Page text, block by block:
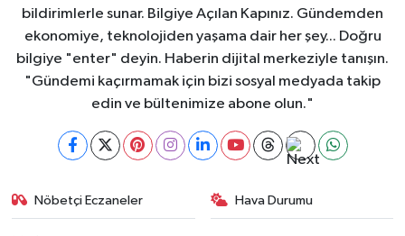
bildirimlerle sunar. Bilgiye Açılan Kapınız. Gündemden
ekonomiye, teknolojiden yaşama dair her şey... Doğru
bilgiye "enter" deyin. Haberin dijital merkeziyle tanışın.
"Gündemi kaçırmamak için bizi sosyal medyada takip
edin ve bültenimize abone olun."
Nöbetçi Eczaneler Hava Durumu